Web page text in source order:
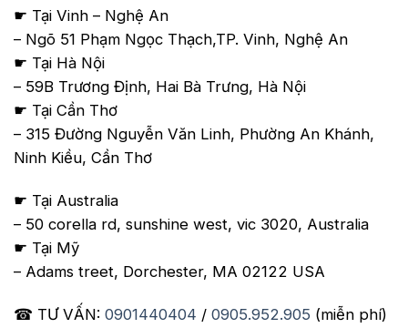
☛ Tại Vinh – Nghệ An
– Ngõ 51 Phạm Ngọc Thạch,TP. Vinh, Nghệ An
☛ Tại Hà Nội
– 59B Trương Định, Hai Bà Trưng, Hà Nội
☛ Tại Cần Thơ
– 315 Đường Nguyễn Văn Linh, Phường An Khánh,
Ninh Kiều, Cần Thơ
☛ Tại Australia
– 50 corella rd, sunshine west, vic 3020, Australia
☛ Tại Mỹ
– Adams treet, Dorchester, MA 02122 USA
☎ TƯ VẤN: 0901440404 / 0905.952.905 (miễn phí)